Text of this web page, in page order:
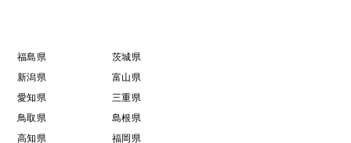
福島県
茨城県
新潟県
富山県
愛知県
三重県
鳥取県
島根県
高知県 福岡県